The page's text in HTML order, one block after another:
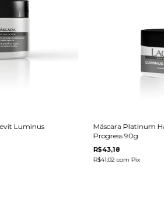
Luminus
Máscara Platinum
Progress 90g
R$43,18
R$41,02com Pix